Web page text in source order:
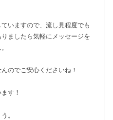
いますので、流し見程度でも
ましたら気軽にメッセージを
のでご安心くださいね！
す！
。